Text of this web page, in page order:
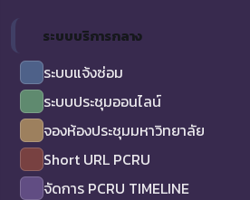
ระบบบริการกลาง
ระบบแจ้งซ่อม
ระบบประชุมออนไลน์
จองห้องประชุมมหาวิทยาลัย
Short URL PCRU
จัดการ PCRU TIMELINE